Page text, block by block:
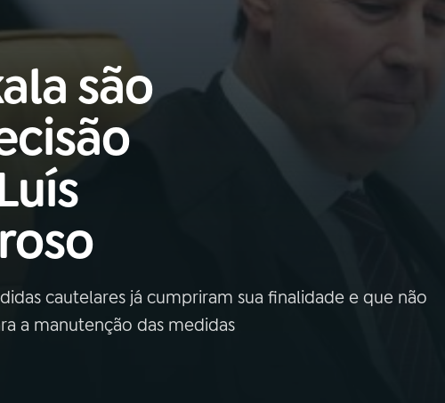
são
cautelares já cumpriram sua finalidade e que não
a manutenção das medidas